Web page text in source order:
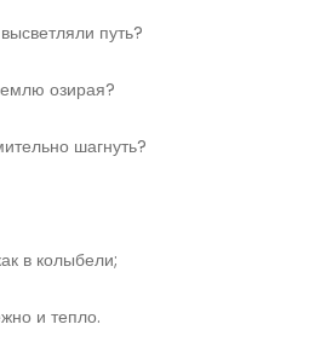
путь?
озирая?
шагнуть?
в колыбели;
и тепло.